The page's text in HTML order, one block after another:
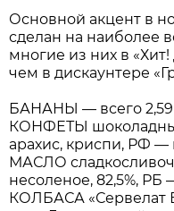
Основной акцент в
сделан на наиболее
многие из них в
чем в дискаунтере
БАНАНЫ — всего 2,59
КОНФЕТЫ
арахис, криспи, РФ —
МАСЛО
несоленое, 82,5%, РБ
КОЛБАСА «Сервелат